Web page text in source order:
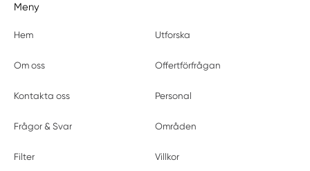
Meny
Hem Utforska
Om oss Offertförfrågan
Kontakta oss Personal
Frågor & Svar Områden
Filter Villkor